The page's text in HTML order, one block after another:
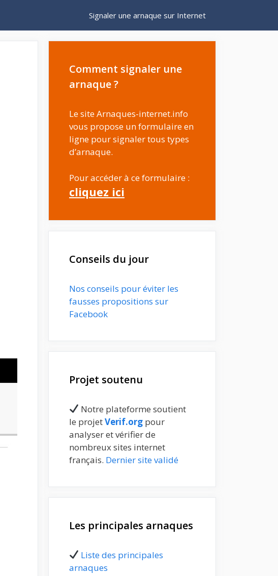
Signaler une arnaque sur Internet
Comment signaler une
arnaque ?
Le site Arnaques-internet.info
vous propose un formulaire en
ligne pour signaler tous types
d’arnaque.
Pour accéder à ce formulaire :
cliquez ici
Conseils du jour
Nos conseils pour éviter les
fausses propositions sur
Facebook
Projet soutenu
Notre plateforme soutient
le projetVerif.org pour
analyser et vérifier de
nombreux sites internet
français. Dernier site validé
Les principales arnaques
Liste des principales
arnaques